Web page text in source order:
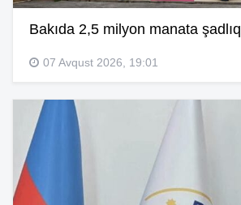
Bakıda 2,5 milyon manata şadlıq
07 Avqust 2026, 19:01